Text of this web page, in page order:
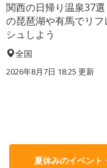
関西の日帰り温泉37
の琵琶湖や有馬でリフ
シュしよう
全国
2026年8月7日 18:25 更新
夏休みのイベント